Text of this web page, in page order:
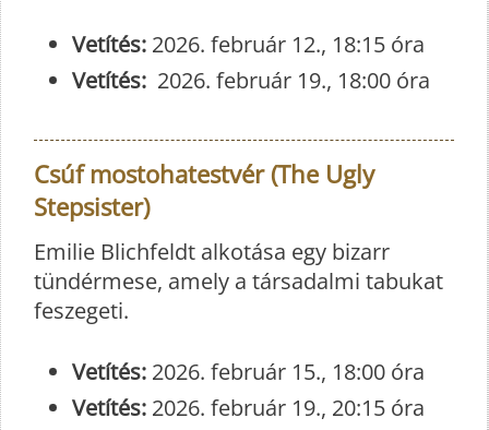
Vetítés: 2026. február 12., 18:15 óra
Vetítés: 2026. február 19., 18:00 óra
Csúf mostohatestvér (The Ugly
Stepsister)
Emilie Blichfeldt alkotása egy bizarr
tündérmese, amely a társadalmi tabukat
feszegeti.
Vetítés: 2026. február 15., 18:00 óra
Vetítés: 2026. február 19., 20:15 óra